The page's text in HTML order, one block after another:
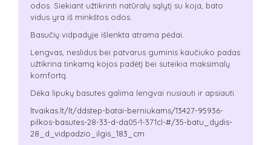
odos. Siekiant užtikrinti natūralų sąlytį su koja, bato
vidus yra iš minkštos odos.
Basučių vidpadyje išlenkta atrama pėdai.
Lengvas, neslidus bei patvarus guminis kaučiuko padas
užtikrina tinkamą kojos padėtį bei suteikia maksimalų
komfortą.
Dėka lipukų basutes galima lengvai nusiauti ir apsiauti.
ltvaikas.lt/lt/ddstep-batai-berniukams/13427-95936-
pilkos-basutes-28-33-d-da05-1-371cl-#/35-batu_dydis-
28_d_vidpadzio_ilgis_183_cm